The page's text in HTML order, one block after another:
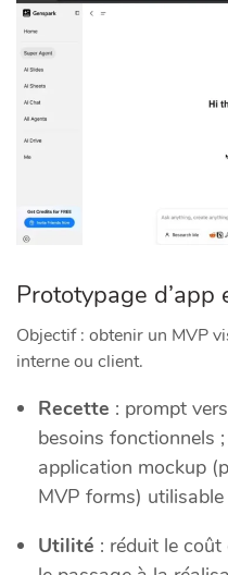
Prototypage
Objectif : obtenir un MVP
interne ou client.
Recette : prompt
besoins fonctionnels
application mockup
MVP forms)
Utilité : réduit le